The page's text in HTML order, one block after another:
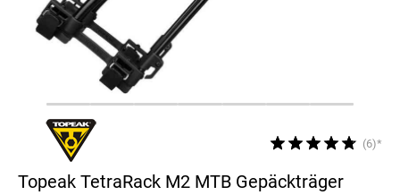
(6)*
Topeak TetraRack M2 MTB Gepäckträger